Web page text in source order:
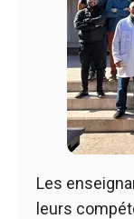
Les
leurs